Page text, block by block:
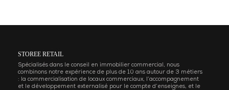
STOREE RETAIL
Spécialisés dans le conseil en immobilier commercial, nous
combinons notre expérience de plus de 10 ans autour de 3 métiers
: la commercialisation de locaux commerciaux, l’accompagnement
et le développement externalisé pour le compte d’enseignes, et le